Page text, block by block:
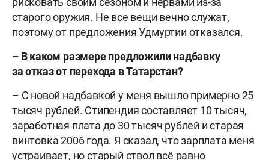
старого оружия. Не все вещи вечно служат,
поэтому от предложения Удмуртии отказался.
– В каком размере предложили надбавку
за отказ от перехода в Татарстан?
– С новой надбавкой у меня вышло примерно 25
тысяч рублей. Стипендия составляет 10 тысяч,
заработная плата до 30 тысяч рублей и старая
винтовка 2006 года. Я сказал, что зарплата меня
устраивает, но старый ствол всё равно